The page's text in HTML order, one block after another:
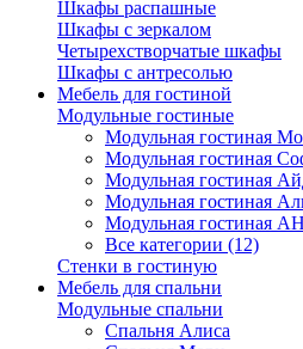
Шкафы распашные
Шкафы с зеркалом
Четырехстворчатые шкафы
Шкафы с антресолью
Мебель для гостиной
Модульные гостиные
Модульная гостиная
Модульная гостиная
Модульная гостиная
Модульная гостиная
Модульная гостиная
Все категории (12)
Стенки в гостиную
Мебель для спальни
Модульные спальни
Спальня Алиса